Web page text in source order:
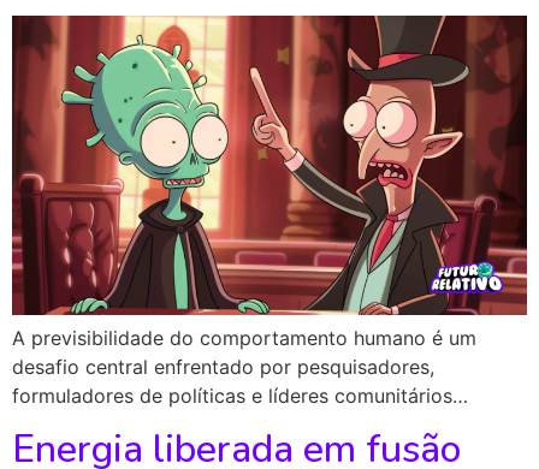
A previsibilidade do comportamento humano é um
desafio central enfrentado por pesquisadores,
formuladores de políticas e líderes comunitários…
Energia liberada em fusão